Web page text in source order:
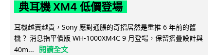
典耳機 XM4 低價登場
耳機越賣越貴，Sony 應對通脹的奇招居然是重推 6 年前的舊
機？ 消息指平價版 WH-1000XM4C 9 月登場，保留摺疊設計與
40m...
閱讀全文